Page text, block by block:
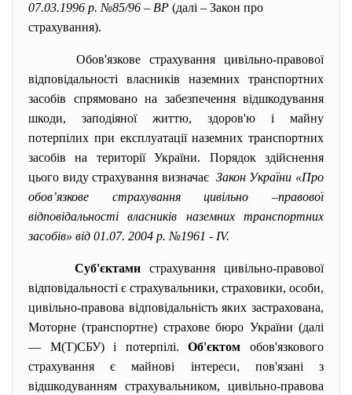
07.03.1996 р. №85/96 – ВР (далі – Закон про
страхування).
Обов'язкове страхування цивільно-правової
відповідальності власників наземних транспортних
засобів спрямовано на забезпечення відшкодування
шкоди, заподіяної життю, здоров'ю і майну
потерпілих при експлуатації наземних транспортних
засобів на території України. Порядок здійснення
цього виду страхування визначає Закон України «Про
обов’язкове страхування цивільно –правової
відповідальності власників наземних транспортних
засобів» від 01.07. 2004 р. №1961 - ІV.
Суб'єктамистрахування цивільно-правової
відповідальності є страхувальники, страховики, особи,
цивільно-правова відповідальність яких застрахована,
Моторне (транспортне) страхове бюро України (далі
— М(Т)СБУ) і потерпілі.Об'єктомобов'язкового
страхування є майнові інтереси, пов'язані з
відшкодуванням страхувальником, цивільно-правова